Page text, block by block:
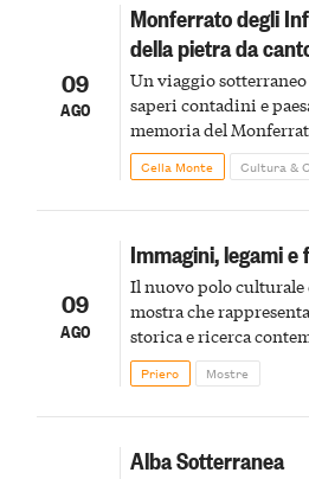
09
AGO
Monferrato degli
della pietra da
Un viaggio
saperi contadini e
memoria del
Cella Monte Cultura &
09
AGO
Immagini, legami e
Il nuovo polo culturale
mostra che
storica e ricerca
Priero Mostre
Alba Sotterranea